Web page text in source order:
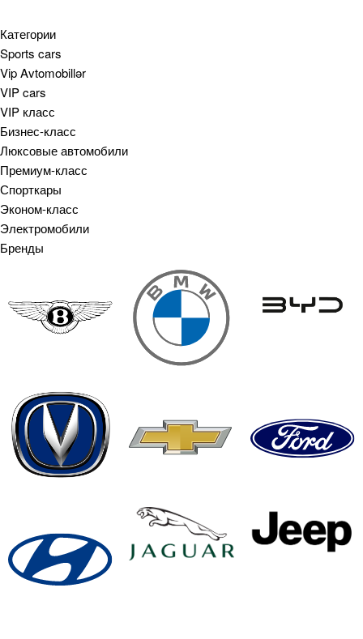
Категории
Sports cars
Vip Avtomobillər
VIP cars
VIP класс
Бизнес-класс
Люксовые автомобили
Премиум-класс
Спорткары
Эконом-класс
Электромобили
Бренды